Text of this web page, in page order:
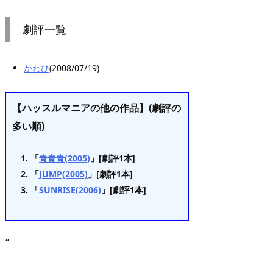
劇評一覧
かわひ(2008/07/19)
【ハッスルマニアの他の作品】(劇評の
多い順)
「青青青(2005) 」[劇評1本]
「JUMP(2005) 」[劇評1本]
「SUNRISE(2006) 」[劇評1本]
“